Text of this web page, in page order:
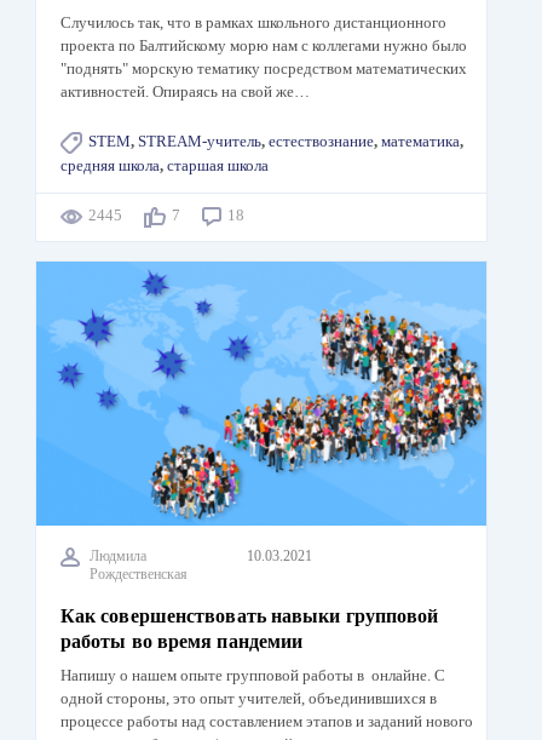
Случилось так, что в рамках школьного дистанционного
проекта по Балтийскому морю нам с коллегами нужно было
"поднять" морскую тематику посредством математических
активностей. Опираясь на свой же…
STEM, STREAM-учитель, естествознание, математика,
средняя школа, старшая школа
2445 7 18
Людмила
Рождественская
10.03.2021
Как совершенствовать навыки групповой
работы во время пандемии
Напишу о нашем опыте групповой работы в онлайне. С
одной стороны, это опыт учителей, объединившихся в
процессе работы над составлением этапов и заданий нового